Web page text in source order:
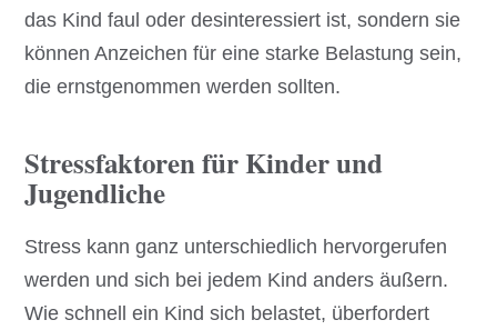
das Kind faul oder desinteressiert ist, sondern sie
können Anzeichen für eine starke Belastung sein,
die ernstgenommen werden sollten.
Stressfaktoren für Kinder und
Jugendliche
Stress kann ganz unterschiedlich hervorgerufen
werden und sich bei jedem Kind anders äußern.
Wie schnell ein Kind sich belastet, überfordert